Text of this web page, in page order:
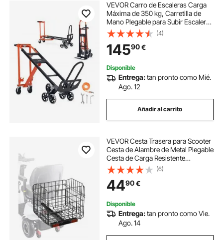
VEVOR Carro de Escaleras Carga
Máxima de 350 kg, Carretilla de
Mano Plegable para Subir Escaleras
con Asa y Ruedas, para Transporte,
Almacén, Aeropuerto, Centro
Comercial, Mudanzas, Oficina
(4)
14590€
Disponible
Entrega:tan pronto como Mié.
Ago. 12
Añadir al carrito
VEVOR Cesta Trasera para Scooter
Cesta de Alambre de Metal Plegable
Cesta de Carga Resistente
Espaciosa Funciona con Receptor
de 2,54 cm Compatible con la
Mayoría de los Scooters de
Movilidad
(6)
4490€
Disponible
Entrega:tan pronto como Vie.
Ago. 14